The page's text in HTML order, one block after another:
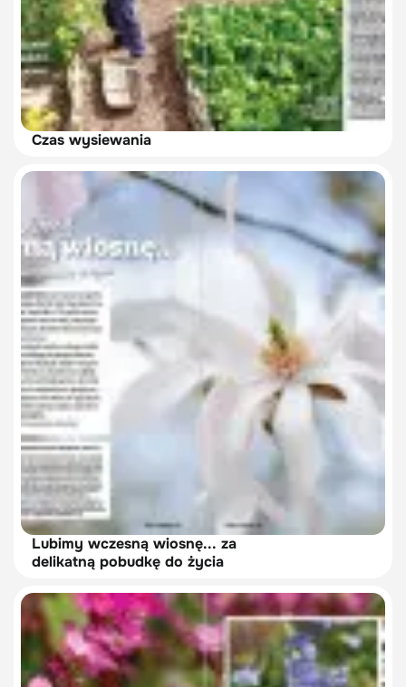
Czas wysiewania
Lubimy wczesną wiosnę... za
delikatną pobudkę do życia